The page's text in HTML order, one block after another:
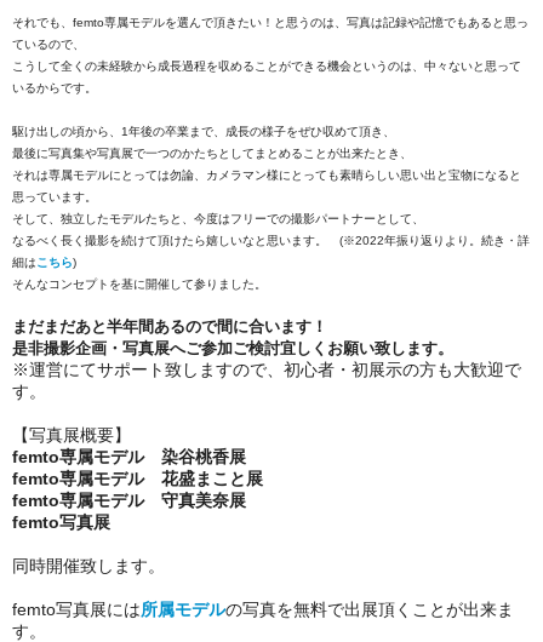
それでも、femto専属モデルを選んで頂きたい！と思うのは、写真は記録や記憶でもあると思っ
ているので、
こうして全くの未経験から成長過程を収めることができる機会というのは、中々ないと思って
いるからです。
駆け出しの頃から、1年後の卒業まで、成長の様子をぜひ収めて頂き、
最後に写真集や写真展で一つのかたちとしてまとめることが出来たとき、
それは専属モデルにとっては勿論、カメラマン様にとっても素晴らしい思い出と宝物になると
思っています。
そして、独立したモデルたちと、今度はフリーでの撮影パートナーとして、
なるべく長く撮影を続けて頂けたら嬉しいなと思います。 (※2022年振り返りより。続き・詳
細はこちら)
そんなコンセプトを基に開催して参りました。
まだまだあと半年間あるので間に合います！
是非撮影企画・写真展へご参加ご検討宜しくお願い致します。
※運営にてサポート致しますので、初心者・初展示の方も大歓迎で
す。
【写真展概要】
femto専属モデル 染谷桃香展
femto専属モデル 花盛まこと展
femto専属モデル 守真美奈展
femto写真展
同時開催致します。
femto写真展には所属モデルの写真を無料で出展頂くことが出来ま
す。